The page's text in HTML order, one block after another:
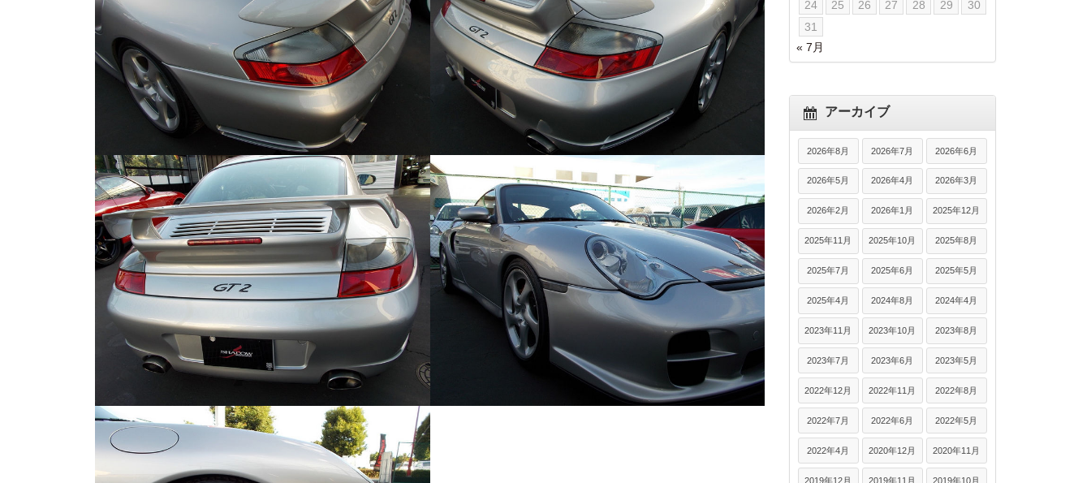
24
25 26 27 28 29
30
31
« 7月
アーカイブ
2026年8月 2026年7月 2026年6月
2026年5月 2026年4月 2026年3月
2026年2月 2026年1月 2025年12月
2025年11月 2025年10月 2025年8月
2025年7月 2025年6月 2025年5月
2025年4月 2024年8月 2024年4月
2023年11月 2023年10月 2023年8月
2023年7月 2023年6月 2023年5月
2022年12月 2022年11月 2022年8月
2022年7月 2022年6月 2022年5月
2022年4月 2020年12月 2020年11月
2019年12月 2019年11月 2019年10月